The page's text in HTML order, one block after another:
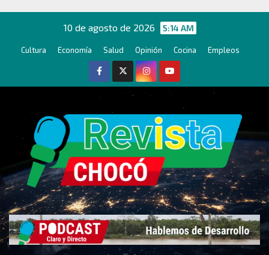
contenido
10 de agosto de 2026 5:14 AM
Cultura Economía Salud Opinión Cocina Empleos